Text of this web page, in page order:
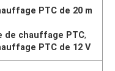
PTC de 20 m
de chauffage PTC,
PTC de 12 V